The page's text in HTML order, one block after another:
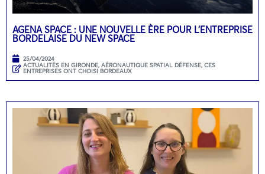
AGENA SPACE : UNE NOUVELLE ÈRE POUR L’ENTREPRISE
BORDELAISE DU NEW SPACE
25/04/2024
ACTUALITÉS EN GIRONDE, AÉRONAUTIQUE SPATIAL DÉFENSE, CES
ENTREPRISES ONT CHOISI BORDEAUX